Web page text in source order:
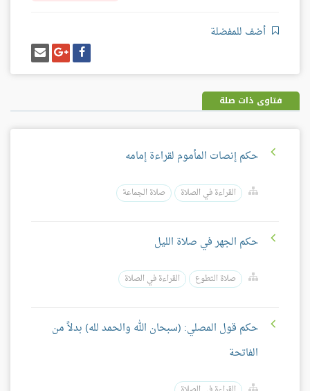
أضف للمفضلة
شارك
على
فيسبوك
شارك
على
غوغل
بلس
إرسل
إيميل
فتاوى ذات صلة
حكم إنصات المأموم لقراءة إمامه
القراءة في الصلاة صلاة الجماعة
حكم الجهر في صلاة الليل
صلاة التطوع القراءة في الصلاة
حكم قول المصلي: (سبحان الله والحمد لله) بدلاً من
الفاتحة